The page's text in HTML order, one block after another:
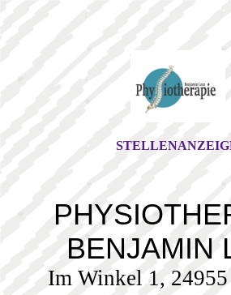
BENJAMIN
Im Winkel 1,